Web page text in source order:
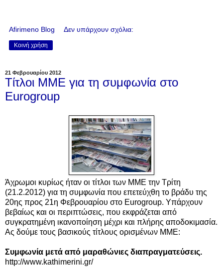
Afirimeno Blog Δεν υπάρχουν σχόλια:
Κοινή χρήση
21 Φεβρουαρίου 2012
Τίτλοι ΜΜΕ για τη συμφωνία στο
Eurogroup
Άχρωμοι κυρίως ήταν οι τίτλοι των ΜΜΕ την Τρίτη
(21.2.2012) για τη συμφωνία που επετεύχθη το βράδυ της
20ης προς 21η Φεβρουαρίου στο Eurogroup. Υπάρχουν
βεβαίως και οι περιπτώσεις, που εκφράζεται από
συγκρατημένη ικανοποίηση μέχρι και πλήρης αποδοκιμασία.
Ας δούμε τους βασικούς τίτλους ορισμένων ΜΜΕ:
Συμφωνία μετά από μαραθώνιες διαπραγματεύσεις.
http://www.kathimerini.gr/